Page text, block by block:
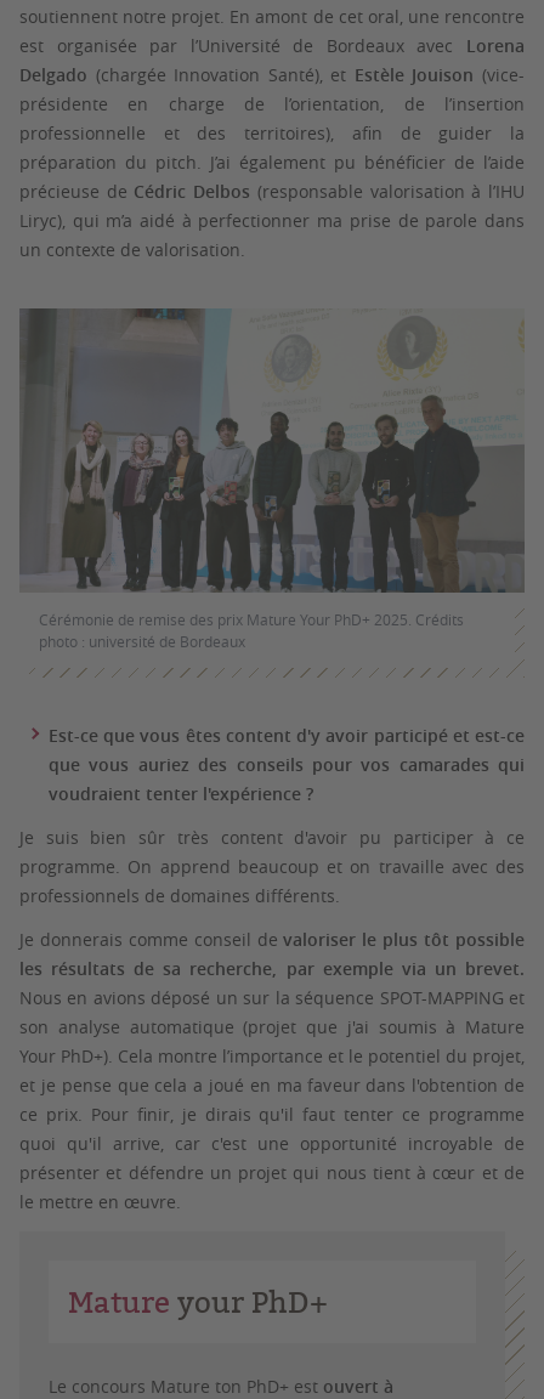
soutiennent notre projet. En amont de cet oral, une rencontre
est organisée par l’Université de Bordeaux avec Lorena
Delgado (chargée Innovation Santé), et Estèle Jouison(vice-
présidente en charge de l’orientation, de l’insertion
professionnelle et des territoires), afin de guider la
préparation du pitch. J’ai également pu bénéficier de l’aide
précieuse de Cédric Delbos (responsable valorisation à l’IHU
Liryc), qui m’a aidé à perfectionner ma prise de parole dans
un contexte de valorisation.
Cérémonie de remise des prix Mature Your PhD+ 2025. Crédits
photo : université de Bordeaux
Est-ce que vous êtes content d'y avoir participé et est-ce
que vous auriez des conseils pour vos camarades qui
voudraient tenter l'expérience ?
Je suis bien sûr très content d'avoir pu participer à ce
programme. On apprend beaucoup et on travaille avec des
professionnels de domaines différents.
Je donnerais comme conseil devaloriser le plus tôt possible
les résultats de sa recherche, par exemple via un brevet.
Nous en avions déposé un sur la séquence SPOT-MAPPING et
son analyse automatique (projet que j'ai soumis à Mature
Your PhD+). Cela montre l’importance et le potentiel du projet,
et je pense que cela a joué en ma faveur dans l'obtention de
ce prix. Pour finir, je dirais qu'il faut tenter ce programme
quoi qu'il arrive, car c'est une opportunité incroyable de
présenter et défendre un projet qui nous tient à cœur et de
le mettre en œuvre.
Mature your PhD+
Le concours Mature ton PhD+ est ouvert à